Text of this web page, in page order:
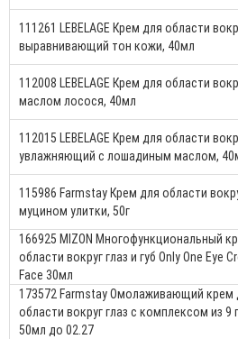
111261 LEBELAGE Крем для области
выравнивающий тон кожи, 40мл
112008 LEBELAGE Крем для области
маслом лосося, 40мл
112015 LEBELAGE Крем для области
увлажняющий с лошадиным маслом,
115986 Farmstay Крем для области
муцином улитки, 50г
166925 MIZON Многофункциональный
области вокруг глаз и губ Only One Eye
Face 30мл
173572 Farmstay Омолаживающий крем
области вокруг глаз с комплексом из 9
50мл до 02.27